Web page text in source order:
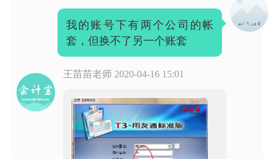
我的账号下有两个公司的帐
套，但换不了另一个账套
王苗苗老师 2020-04-16 15:01